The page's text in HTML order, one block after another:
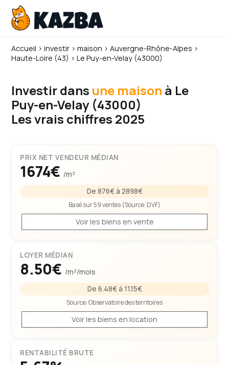
Accueil ›investir ›maison ›Auvergne-Rhône-Alpes ›
Haute-Loire (43) ›Le Puy-en-Velay (43000)
Investir dans une maison à Le
Puy-en-Velay (43000)
Les vrais chiffres 2025
PRIX NET VENDEUR MÉDIAN
1674€ /m²
De 876€ à 2898€
Basé sur 59 ventes (Source: DVF)
Voir les biens en vente
LOYER MÉDIAN
8.50€ /m²/mois
De 6.48€ à 11.15€
Source:Observatoire des territoires
Voir les biens en location
RENTABILITÉ BRUTE